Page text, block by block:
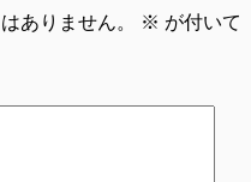
ありません。 ※ が付いて